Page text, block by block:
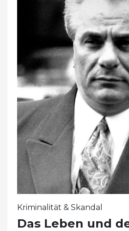
Kriminalität & Skandal
Das Leben und